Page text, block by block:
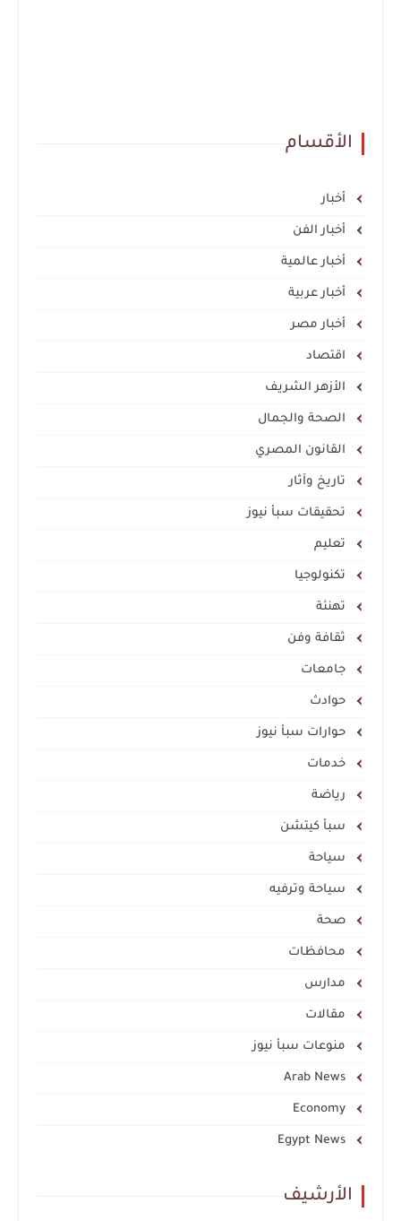
الأقسام
أخبار
أخبار الفن
أخبار عالمية
أخبار عربية
أخبار مصر
اقتصاد
الأزهر الشريف
الصحة والجمال
القانون المصري
تاريخ وآثار
تحقيقات سبأ نيوز
تعليم
تكنولوجيا
تهنئة
ثقافة وفن
جامعات
حوادث
حوارات سبأ نيوز
خدمات
رياضة
سبأ كيتشن
سياحة
سياحة وترفيه
صحة
محافظات
مدارس
مقالات
منوعات سبأ نيوز
Arab News
Economy
Egypt News
الأرشيف